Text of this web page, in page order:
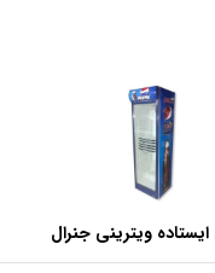
ویترینی جنرال